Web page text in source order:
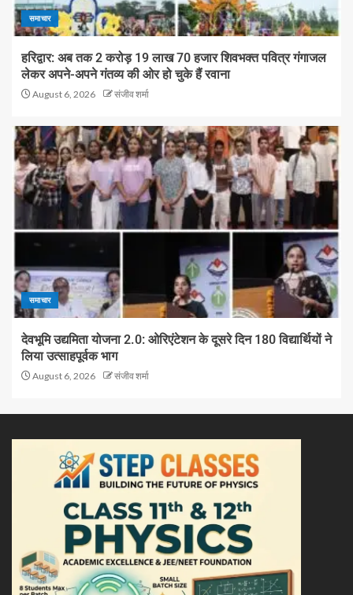
समाचार
हरिद्वार: अब तक 2 करोड़ 19 लाख 70 हजार शिवभक्त पवित्र गंगाजल
लेकर अपने-अपने गंतव्य की ओर हो चुके हैं रवाना
August 6, 2026 संजीव शर्मा
समाचार
देवभूमि उद्यमिता योजना 2.0: ओरिएंटेशन के दूसरे दिन 180 विद्यार्थियों ने
लिया उत्साहपूर्वक भाग
August 6, 2026 संजीव शर्मा